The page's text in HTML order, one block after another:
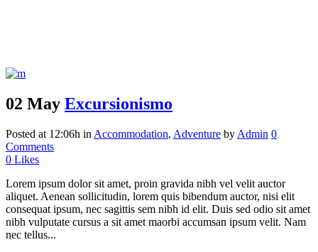
02 May Excursionismo
Posted at 12:06h in Accommodation, Adventure by Admin 0
Comments
0 Likes
Lorem ipsum dolor sit amet, proin gravida nibh vel velit auctor
aliquet. Aenean sollicitudin, lorem quis bibendum auctor, nisi elit
consequat ipsum, nec sagittis sem nibh id elit. Duis sed odio sit amet
nibh vulputate cursus a sit amet maorbi accumsan ipsum velit. Nam
nec tellus...